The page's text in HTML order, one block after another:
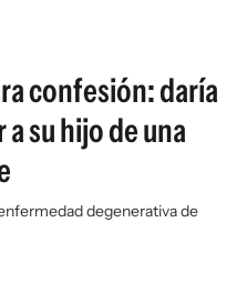
confesión: daría
su hijo de una
degenerativa de